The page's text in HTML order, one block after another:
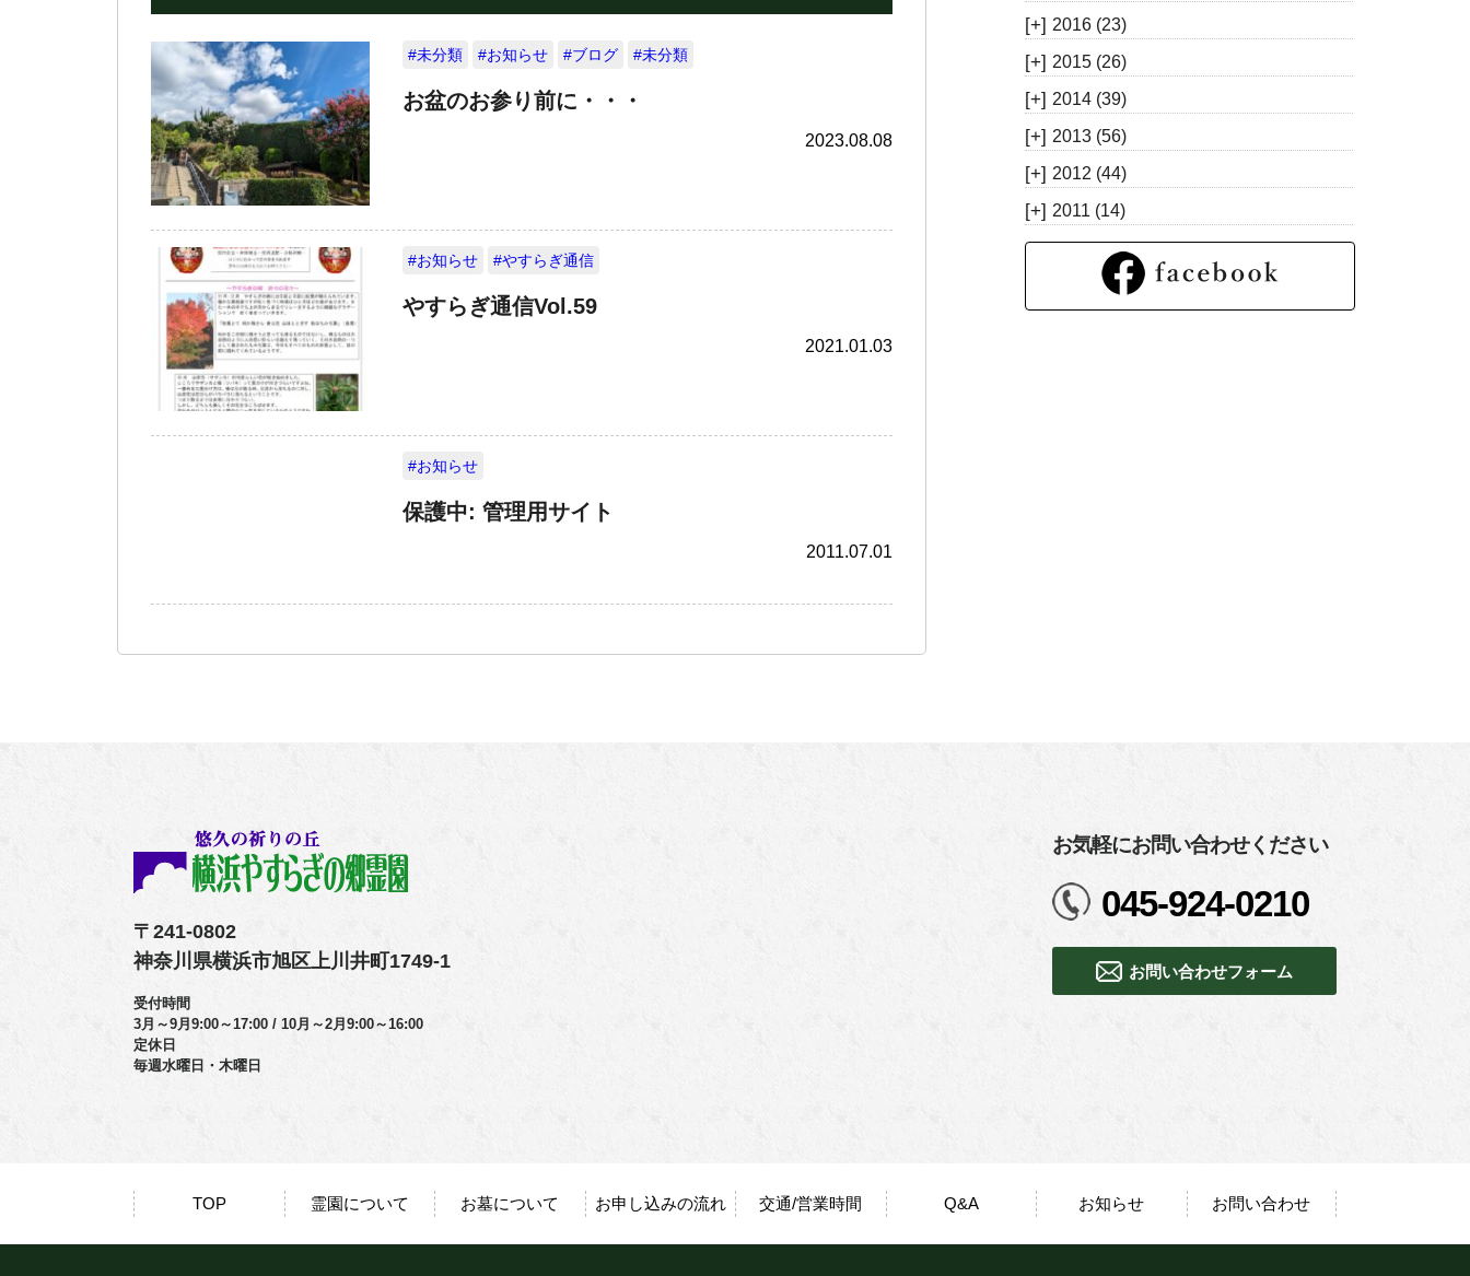
#未分類 #お知らせ #ブログ #未分類
お盆のお参り前に・・・
2023.08.08
#お知らせ #やすらぎ通信
やすらぎ通信Vol.59
2021.01.03
#お知らせ
保護中: 管理用サイト
2011.07.01
[+] 2016 (23)
[+] 2015 (26)
[+] 2014 (39)
[+] 2013 (56)
[+] 2012 (44)
[+] 2011 (14)
〒241-0802
神奈川県横浜市旭区上川井町1749-1
受付時間
3月～9月9:00～17:00 / 10月～2月9:00～16:00
定休日
毎週水曜日・木曜日
お気軽にお問い合わせください
045-924-0210
お問い合わせフォーム
TOP 霊園について お墓について お申し込みの流れ 交通/営業時間 Q&A お知らせ お問い合わせ